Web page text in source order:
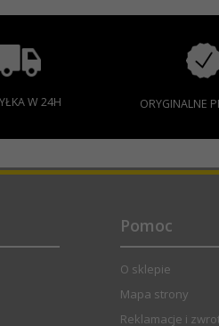
W 24H ORYGINALNE
Pomoc
O sklepie
Mapa strony
Reklamacje i